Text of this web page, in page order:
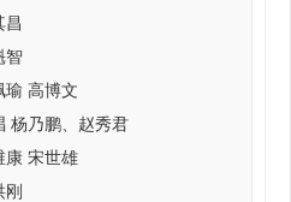
昌
智
瑜 高博文
杨乃鹏、赵秀君
康 宋世雄